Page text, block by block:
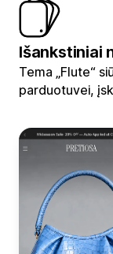
Išankstiniai
Tema „Flute“
parduotuvei,